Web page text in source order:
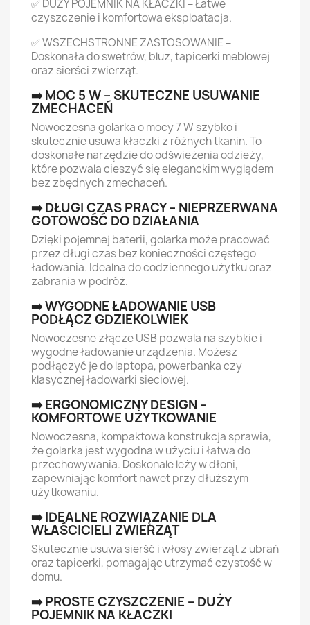
✅ DUŻY POJEMNIK NA KŁACZKI – Łatwe
czyszczenie i komfortowa eksploatacja.
✅ WSZECHSTRONNE ZASTOSOWANIE –
Doskonała do swetrów, bluz, tapicerki meblowej
oraz sierści zwierząt.
➡️ MOC 5 W – SKUTECZNE USUWANIE
ZMECHACEŃ
Nowoczesna golarka o mocy 7 W szybko i
skutecznie usuwa kłaczki z różnych tkanin. To
doskonałe narzędzie do odświeżenia odzieży,
które pozwala cieszyć się eleganckim wyglądem
bez zbędnych zmechaceń.
➡️ DŁUGI CZAS PRACY – NIEPRZERWANA
GOTOWOŚĆ DO DZIAŁANIA
Dzięki pojemnej baterii, golarka może pracować
przez długi czas bez konieczności częstego
ładowania. Idealna do codziennego użytku oraz
zabrania w podróż.
➡️ WYGODNE ŁADOWANIE USB
PODŁĄCZ GDZIEKOLWIEK
Nowoczesne złącze USB pozwala na szybkie i
wygodne ładowanie urządzenia. Możesz
podłączyć je do laptopa, powerbanka czy
klasycznej ładowarki sieciowej.
➡️ ERGONOMICZNY DESIGN –
KOMFORTOWE UŻYTKOWANIE
Nowoczesna, kompaktowa konstrukcja sprawia,
że golarka jest wygodna w użyciu i łatwa do
przechowywania. Doskonale leży w dłoni,
zapewniając komfort nawet przy dłuższym
użytkowaniu.
➡️ IDEALNE ROZWIĄZANIE DLA
WŁAŚCICIELI ZWIERZĄT
Skutecznie usuwa sierść i włosy zwierząt z ubrań
oraz tapicerki, pomagając utrzymać czystość w
domu.
➡️ PROSTE CZYSZCZENIE – DUŻY
POJEMNIK NA KŁACZKI